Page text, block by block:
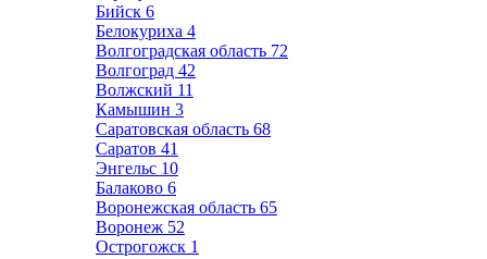
Бийск 6
Белокуриха 4
Волгоградская область 72
Волгоград 42
Волжский 11
Камышин 3
Саратовская область 68
Саратов 41
Энгельс 10
Балаково 6
Воронежская область 65
Воронеж 52
Острогожск 1